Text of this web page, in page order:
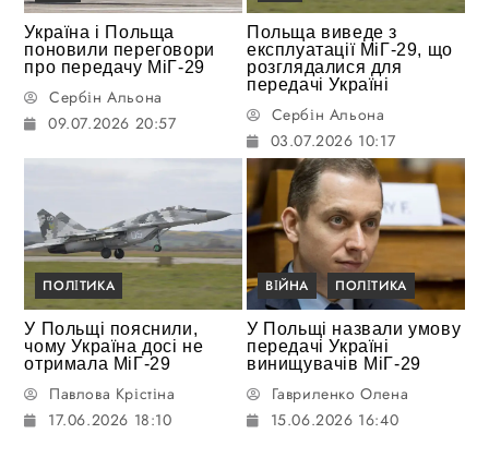
Україна і Польща
поновили переговори
про передачу МіГ-29
Сербін Альона
09.07.2026 20:57
Польща виведе з
експлуатації МіГ-29, що
розглядалися для
передачі Україні
Сербін Альона
03.07.2026 10:17
ПОЛІТИКА
У Польщі пояснили,
чому Україна досі не
отримала МіГ-29
Павлова Крістіна
17.06.2026 18:10
ВІЙНА ПОЛІТИКА
У Польщі назвали умову
передачі Україні
винищувачів МіГ-29
Гавриленко Олена
15.06.2026 16:40